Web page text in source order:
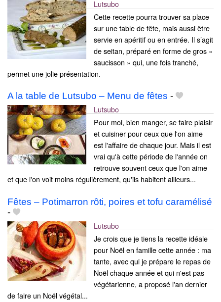
Lutsubo
Cette recette pourra trouver sa place
sur une table de fête, mais aussi être
servie en apéritif ou en entrée. Il s’agit
de seitan, préparé en forme de gros «
saucisson » qui, une fois tranché,
permet une jolie présentation.
A la table de Lutsubo – Menu de fêtes -
Lutsubo
Pour moi, bien manger, se faire plaisir
et cuisiner pour ceux que l'on aime
est l'affaire de chaque jour. Mais il est
vrai qu'à cette période de l'année on
retrouve souvent ceux que l'on aime
et que l'on voit moins régulièrement, qu'ils habitent ailleurs...
Fêtes – Potimarron rôti, poires et tofu caramélisé
-
Lutsubo
Je crois que je tiens la recette idéale
pour Noël en famille cette année : ma
tante, avec qui je prépare le repas de
Noël chaque année et qui n'est pas
végétarienne, a proposé l'an dernier
de faire un Noël végétal...